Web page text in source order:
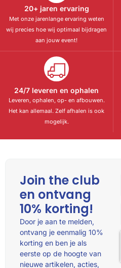
20+ jaren ervaring
Met onze jarenlange ervaring weten
wij precies hoe wij optimaal bijdragen
aan jouw event!
24/7 leveren en ophalen
Leveren, ophalen, op- en afbouwen.
Het kan allemaal. Zelf afhalen is ook
mogelijk.
Join the club
en ontvang
10% korting!
Door je aan te melden,
ontvang je eenmalig 10%
korting en ben je als
eerste op de hoogte van
nieuwe artikelen, acties,